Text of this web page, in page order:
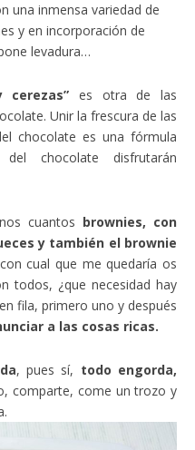
una inmensa variedad de
y en incorporación de
levadura…
cerezas” es otra de las
Unir la frescura de las
chocolate es una fórmula
chocolate disfrutarán
cuantos brownies, con
y también el brownie
cual que me quedaría os
todos, ¿que necesidad hay
fila, primero uno y después
a las cosas ricas.
, pues sí, todo engorda,
comparte, come un trozo y